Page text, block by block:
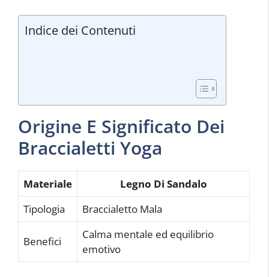
Indice dei Contenuti
Origine E Significato Dei
Braccialetti Yoga
Materiale
Legno Di Sandalo
Tipologia
Braccialetto Mala
Benefici
Calma mentale ed equilibrio
emotivo